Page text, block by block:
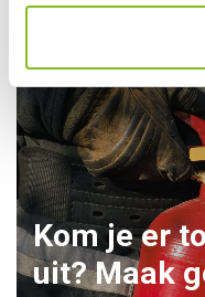
Kom je er
uit? Maak